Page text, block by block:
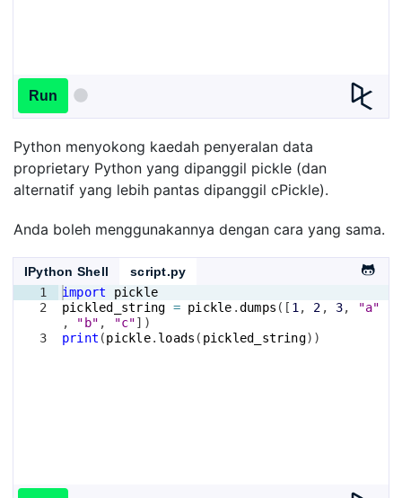
Run
Python menyokong kaedah penyeralan data
proprietary Python yang dipanggil pickle (dan
alternatif yang lebih pantas dipanggil cPickle).
Anda boleh menggunakannya dengan cara yang sama.
IPython Shell
script.py
1
2
3
import
pickle
pickled_string = pickle .dumps ([ 1 , 2 , 3,
"a"
, "b" , "c"])
print (pickle. loads ( pickled_string))